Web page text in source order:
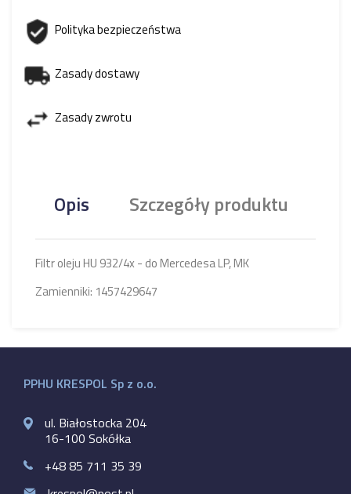
Polityka bezpieczeństwa
Zasady dostawy
Zasady zwrotu
Opis Szczegóły produktu
Filtr oleju HU 932/4x - do Mercedesa LP, MK
Zamienniki: 1457429647
PPHU KRESPOL Sp z o.o.
ul. Białostocka 204
16-100 Sokółka
+48 85 711 35 39